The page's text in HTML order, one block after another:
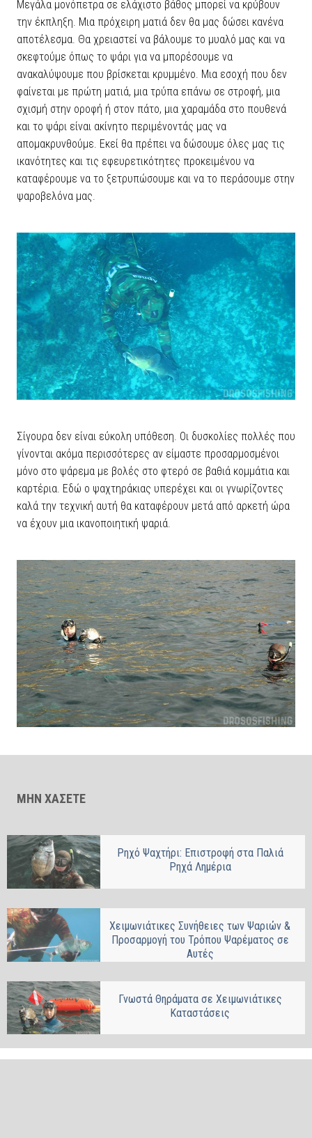
Μεγάλα μονόπετρα σε ελάχιστο βάθος μπορεί να κρύβουν
την έκπληξη. Μια πρόχειρη ματιά δεν θα μας δώσει κανένα
αποτέλεσμα. Θα χρειαστεί να βάλουμε το μυαλό μας και να
σκεφτούμε όπως το ψάρι για να μπορέσουμε να
ανακαλύψουμε που βρίσκεται κρυμμένο. Μια εσοχή που δεν
φαίνεται με πρώτη ματιά, μια τρύπα επάνω σε στροφή, μια
σχισμή στην οροφή ή στον πάτο, μια χαραμάδα στο πουθενά
και το ψάρι είναι ακίνητο περιμένοντάς μας να
απομακρυνθούμε. Εκεί θα πρέπει να δώσουμε όλες μας τις
ικανότητες και τις εφευρετικότητες προκειμένου να
καταφέρουμε να το ξετρυπώσουμε και να το περάσουμε στην
ψαροβελόνα μας.
Σίγουρα δεν είναι εύκολη υπόθεση. Οι δυσκολίες πολλές που
γίνονται ακόμα περισσότερες αν είμαστε προσαρμοσμένοι
μόνο στο ψάρεμα με βολές στο φτερό σε βαθιά κομμάτια και
καρτέρια. Εδώ ο ψαχτηράκιας υπερέχει και οι γνωρίζοντες
καλά την τεχνική αυτή θα καταφέρουν μετά από αρκετή ώρα
να έχουν μια ικανοποιητική ψαριά.
ΜΗΝ ΧΑΣΕΤΕ
Ρηχό Ψαχτήρι: Επιστροφή στα Παλιά
Ρηχά Λημέρια
Χειμωνιάτικες Συνήθειες των Ψαριών &
Προσαρμογή του Τρόπου Ψαρέματος σε
Αυτές
Γνωστά Θηράματα σε Χειμωνιάτικες
Καταστάσεις